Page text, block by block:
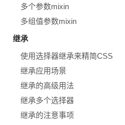
多个参数mixin
多组值参数mixin
继承
使用选择器继承来精简CSS
继承应用场景
继承的高级用法
继承多个选择器
继承的注意事项